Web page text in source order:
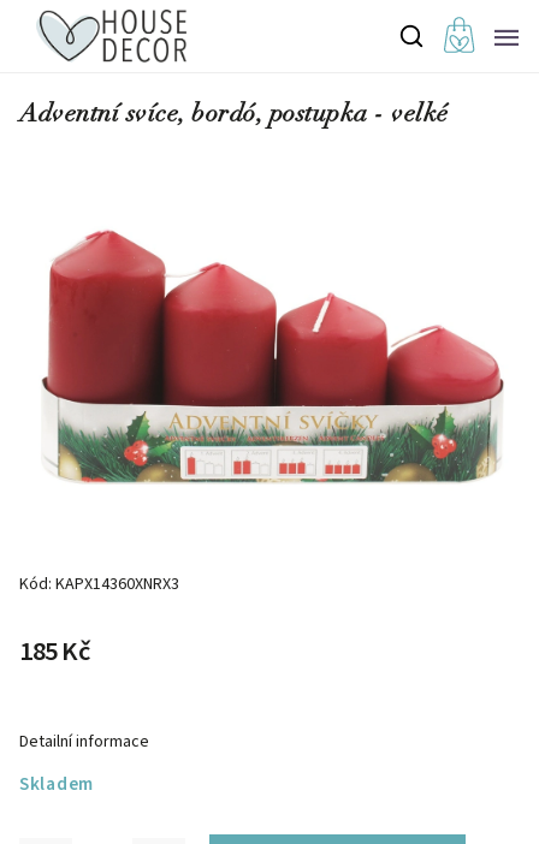
Adventní svíce, bordó, postupka - velké
Kód: KAPX14360XNRX3
185 Kč
Skladem
Detailní informace